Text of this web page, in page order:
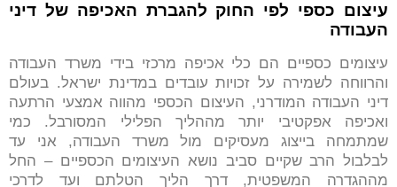
עיצום כספי לפי החוק להגברת האכיפה של דיני
העבודה
עיצומים כספיים הם כלי אכיפה מרכזי בידי משרד העבודה
והרווחה לשמירה על זכויות עובדים במדינת ישראל. בעולם
דיני העבודה המודרני, העיצום הכספי מהווה אמצעי הרתעה
ואכיפה אפקטיבי יותר מההליך הפלילי המסורבל. כמי
שמתמחה בייצוג מעסיקים מול משרד העבודה, אני עד
לבלבול הרב שקיים סביב נושא העיצומים הכספיים – החל
מההגדרה המשפטית, דרך הליך הטלתם ועד לדרכי